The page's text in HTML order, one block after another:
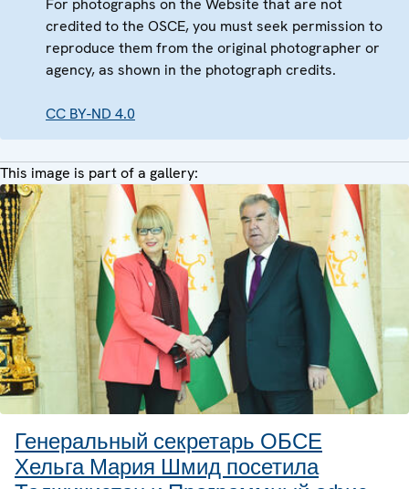
credited to the OSCE, you must seek permission to
reproduce them from the original photographer or
agency, as shown in the photograph credits.
CC BY-ND 4.0
This image is part of a gallery:
Генеральный секретарь ОБСЕ
Хельга Мария Шмид посетила